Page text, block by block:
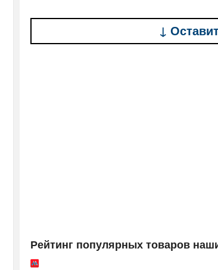
↓
Рейтинг популярных товаров